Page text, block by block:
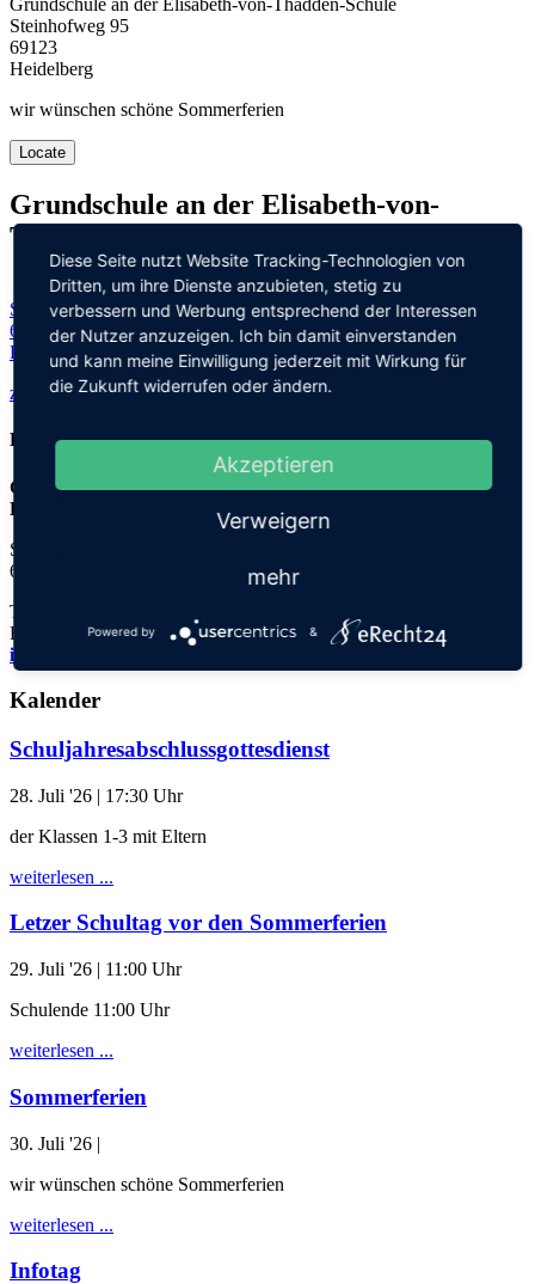
Grundschule an der Elisabeth-von-Thadden-Schule
Steinhofweg 95
69123
Heidelberg
wir wünschen schöne Sommerferien
Locate
Grundschule an der Elisabeth-von-
Thadden-Schule
Steinhofweg 95
69123 Heidelberg
Planen Sie Ihre Route...
zurück zu allen Terminen
Kontakt
Grundschule an der
Elisabeth-von-Thadden-Schule
Steinhofweg 95
69123 Heidelberg
Tel.: 06221 73922-0
Fax: 06221 73922-11
info@thadden-grundschule.de
Kalender
Schuljahresabschlussgottesdienst
28. Juli '26 | 17:30 Uhr
der Klassen 1-3 mit Eltern
weiterlesen ...
Letzer Schultag vor den Sommerferien
29. Juli '26 | 11:00 Uhr
Schulende 11:00 Uhr
weiterlesen ...
Sommerferien
30. Juli '26 |
wir wünschen schöne Sommerferien
weiterlesen ...
Infotag
Diese Seite nutzt Website Tracking-Technologien von
Dritten, um ihre Dienste anzubieten, stetig zu
verbessern und Werbung entsprechend der Interessen
der Nutzer anzuzeigen. Ich bin damit einverstanden
und kann meine Einwilligung jederzeit mit Wirkung für
die Zukunft widerrufen oder ändern.
Akzeptieren
Verweigern
mehr
Powered by &